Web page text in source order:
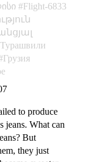
Flight-6833
Грузия
to produce
jeans. What can
But
they just